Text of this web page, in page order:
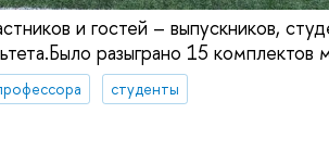
и гостей – выпускников,
разыграно 15 комплектов
студенты